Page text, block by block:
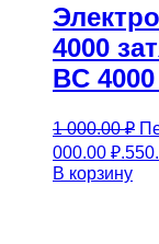
4000
BC
1 000.00₽
000.00 ₽.
В корзину